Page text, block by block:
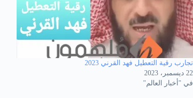
تجارب رقية التعطيل فهد القرني 2023
22 ديسمبر، 2023
في "أخبار العالم"